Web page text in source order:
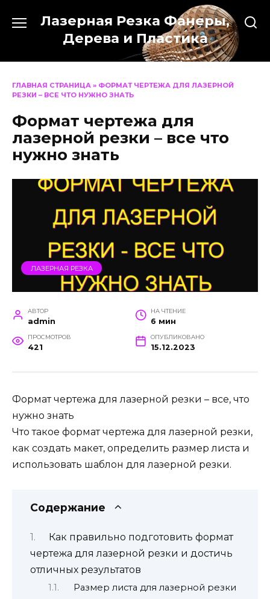
содержанию
Лазерная Резка Фанеры,
Дерева и Пластика
ГЛАВНАЯ СТРАНИЦА » ФОРМАТ ЧЕРТЕЖА ДЛЯ ЛАЗЕРНОЙ
РЕЗКИ – ВСЕ ЧТО НУЖНО ЗНАТЬ
Формат чертежа для
лазерной резки – все что
нужно знать
ЛАЗЕРНАЯ РЕЗКА
АВТОР
admin
НА ЧТЕНИЕ
6 мин
ПРОСМОТРОВ
421
ОПУБЛИКОВАНО
15.12.2023
Формат чертежа для лазерной резки – все, что
нужно знать
Что такое формат чертежа для лазерной резки,
как создать макет, определить размер листа и
использовать шаблон для лазерной резки.
Содержание
Как правильно подготовить формат
чертежа для лазерной резки и достичь
отличных результатов
Размер листа для лазерной резки